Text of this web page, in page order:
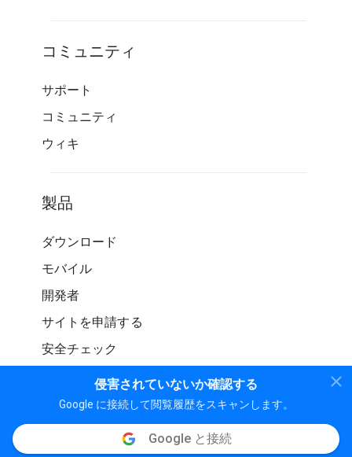
侵害されていないか確認する
Google に接続して閲覧履歴をスキャンします。
Google と接続
コミュニティ
サポート
コミュニティ
ウィキ
製品
ダウンロード
モバイル
開発者
サイトを申請する
安全チェック
© WOT サービス LP。 無断転載を禁じます